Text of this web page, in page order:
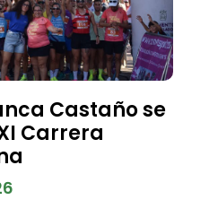
Castaño se
Carrera